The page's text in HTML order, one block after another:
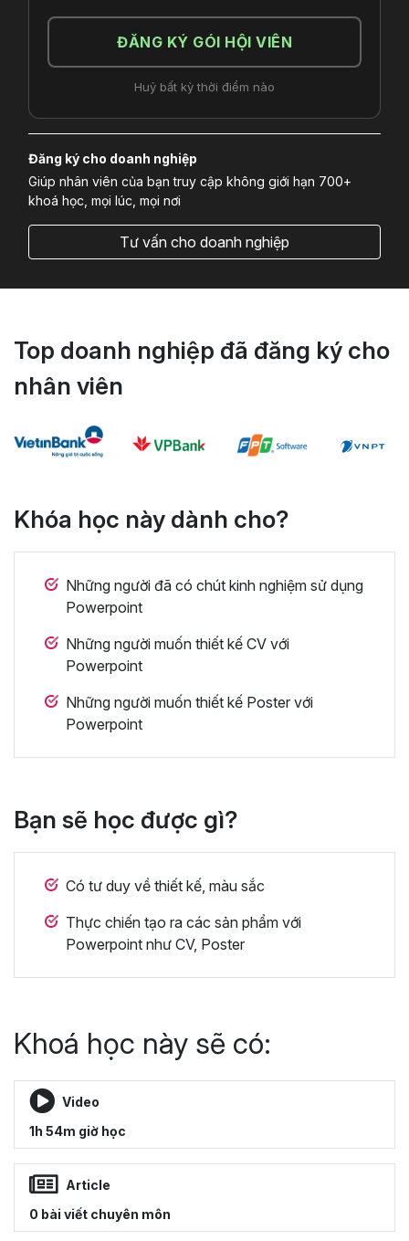
ĐĂNG KÝ GÓI HỘI VIÊN
Huỷ bất kỳ thời điểm nào
Đăng ký cho doanh nghiệp
Giúp nhân viên của bạn truy cập không giới hạn 700+
khoá học, mọi lúc, mọi nơi
Tư vấn cho doanh nghiệp
Top doanh nghiệp đã đăng ký cho
nhân viên
Khóa học này dành cho?
Những người đã có chút kinh nghiệm sử dụng
Powerpoint
Những người muốn thiết kế CV với
Powerpoint
Những người muốn thiết kế Poster với
Powerpoint
Bạn sẽ học được gì?
Có tư duy về thiết kế, màu sắc
Thực chiến tạo ra các sản phẩm với
Powerpoint như CV, Poster
Khoá học này sẽ có:
Video
1h 54m giờ học
Article
0 bài viết chuyên môn